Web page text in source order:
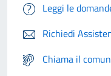
Leggi le
Richiedi
Chiama il